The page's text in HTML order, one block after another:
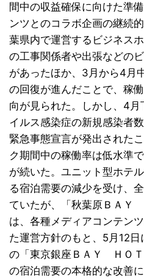
間中の収益確保に向けた準
ンツとのコラボ企画の継続
葉県内で運営するビジネス
の工事関係者や出張などの
があったほか、3月から4月
の回復が進んだことで、稼
向が見られた。しかし、4
イルス感染症の新規感染者
緊急事態宣言が発出された
ク期間中の稼働率は低水準
が続いた。ユニット型ホテ
る宿泊需要の減少を受け、
ていたが、「秋葉原ＢＡＹ
は、各種メディアコンテン
た運営方針のもと、5月12
の「東京銀座ＢＡＹ ＨＯ
の宿泊需要の本格的な改善